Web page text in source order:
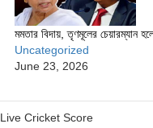
মমতার বিদায়, তৃণমূলের চেয়ারম্যান
Uncategorized
June 23, 2026
Live Cricket Score